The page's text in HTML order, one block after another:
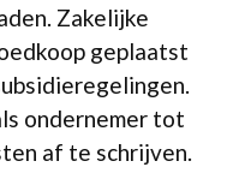
Zakelijke
geplaatst
ondernemer tot
af te schrijven.